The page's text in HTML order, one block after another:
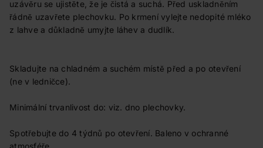
uzávěru se ujistěte, že je čistá a suchá. Před uskladněním
řádně uzavřete plechovku. Po krmení vylejte nedopité mléko
z lahve a důkladně umyjte láhev a dudlík.
Skladujte na chladném a suchém místě před a po otevření
(ne v ledničce).
Minimální trvanlivost do: viz. dno plechovky.
Spotřebujte do 4 týdnů po otevření. Baleno v ochranné
atmosféře